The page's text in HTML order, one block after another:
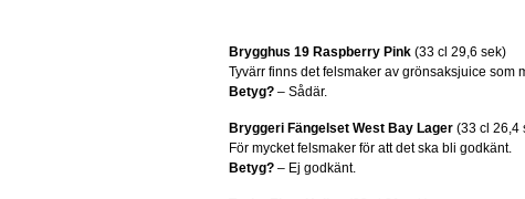
Brygghus 19 Raspberry Pink (33 cl 29,6 sek)
Tyvärr finns det felsmaker av grönsaksjuice som
Betyg? – Sådär.
Bryggeri Fängelset West Bay Lager (33 cl 26,4
För mycket felsmaker för att det ska bli godkänt.
Betyg? – Ej godkänt.